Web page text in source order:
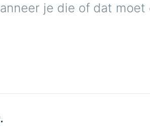
je die of dat moet
.